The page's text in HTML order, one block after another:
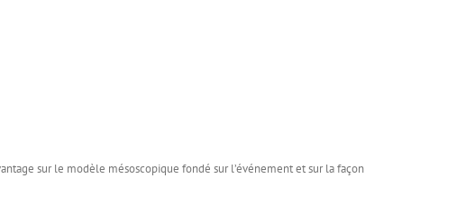
sur le modèle mésoscopique fondé sur l’événement et sur la façon